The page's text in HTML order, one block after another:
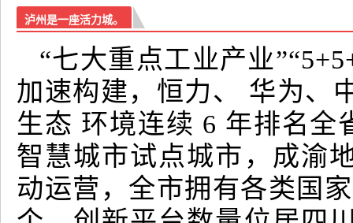
泸州是一座活力城。
“七大重点工业产业
加速构建，恒力、 华为、
生态 环境连续 6 年排名全
智慧城市试点城市，成渝
动运营，全市拥有各类国